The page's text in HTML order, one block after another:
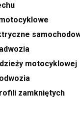
motocyklowej
zamkniętych